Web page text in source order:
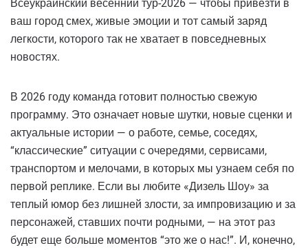
Всеукраинский весенний тур-2026 — чтобы привезти в
ваш город смех, живые эмоции и тот самый заряд
легкости, которого так не хватает в повседневных
новостях.
В 2026 году команда готовит полностью свежую
программу. Это означает новые шутки, новые сценки и
актуальные истории — о работе, семье, соседях,
“классические” ситуации с очередями, сервисами,
транспортом и мелочами, в которых мы узнаем себя по
первой реплике. Если вы любите «Дизель Шоу» за
теплый юмор без лишней злости, за импровизацию и за
персонажей, ставших почти родными, — на этот раз
будет еще больше моментов “это же о нас!”. И, конечно,